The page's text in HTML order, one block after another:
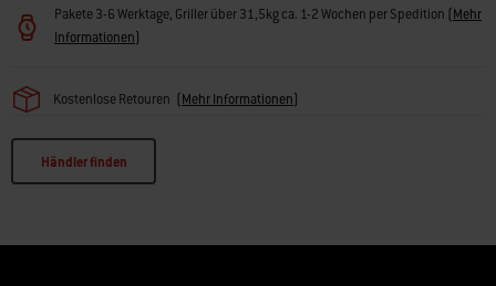
Pakete 3-6 Werktage, Griller über 31,5kg ca. 1-2 Wochen per Spedition (Mehr
Informationen)
Kostenlose Retouren (Mehr Informationen)
Händler finden